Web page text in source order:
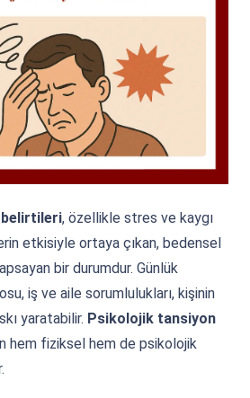
, özellikle stres ve kaygı
etkisiyle ortaya çıkan, bedensel
bir durumdur. Günlük
iş ve aile sorumlulukları, kişinin
yaratabilir. Psikolojik tansiyon
hem fiziksel hem de psikolojik